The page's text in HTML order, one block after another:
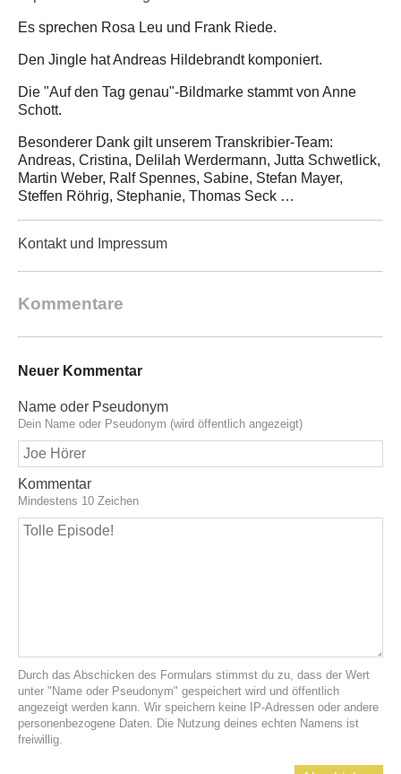
Es sprechen Rosa Leu und Frank Riede.
Den Jingle hat Andreas Hildebrandt komponiert.
Die "Auf den Tag genau"-Bildmarke stammt von Anne
Schott.
Besonderer Dank gilt unserem Transkribier-Team:
Andreas, Cristina, Delilah Werdermann, Jutta Schwetlick,
Martin Weber, Ralf Spennes, Sabine, Stefan Mayer,
Steffen Röhrig, Stephanie, Thomas Seck …
Kontakt und Impressum
Kommentare
Neuer Kommentar
Name oder Pseudonym
Dein Name oder Pseudonym (wird öffentlich angezeigt)
Kommentar
Mindestens 10 Zeichen
Durch das Abschicken des Formulars stimmst du zu, dass der Wert
unter "Name oder Pseudonym" gespeichert wird und öffentlich
angezeigt werden kann. Wir speichern keine IP-Adressen oder andere
personenbezogene Daten. Die Nutzung deines echten Namens ist
freiwillig.